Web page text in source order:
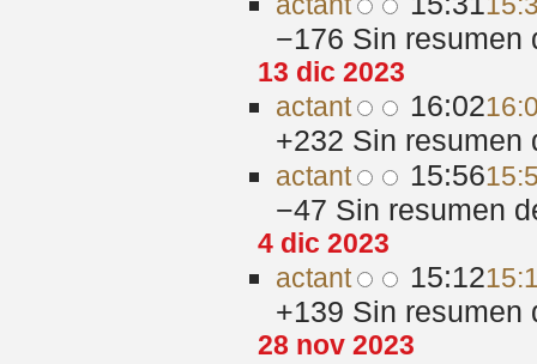
−176 Sin resumen
13 dic 2023
actant 16:02
+232 Sin resumen
actant 15:56
−47 Sin resumen
4 dic 2023
actant 15:12
+139 Sin resumen
28 nov 2023